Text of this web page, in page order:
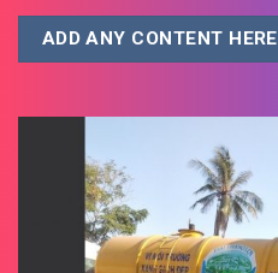
ADD ANY CONTENT HERE